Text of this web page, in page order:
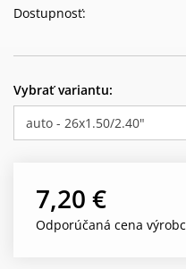
Dostupnosť:
Vybrať variantu:
auto - 26x1.50/2.40"
7,20 €
Odporúčaná cena